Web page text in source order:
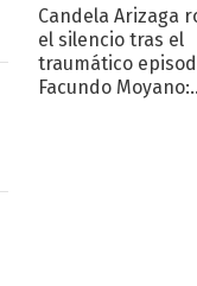
Candela Arizaga
el silencio tras el
traumático
Facundo Moyano: